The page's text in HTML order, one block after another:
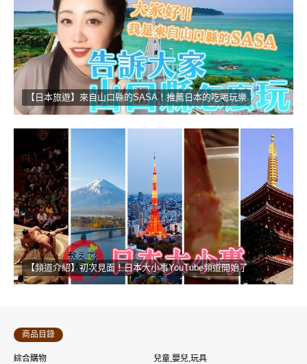
【日本旅遊】來自山口縣的SASA！推薦日本的吃喝玩樂
【頻道介紹】初次見面！日本大小事YouTube頻道開始了
商品目錄
綜合購物
兒童,嬰兒,玩具